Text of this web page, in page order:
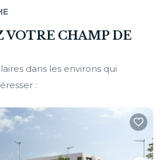
VOTRE CHAMP DE
dans les environs qui
: